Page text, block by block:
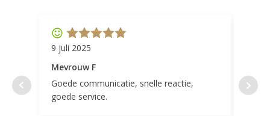
9 juli 2025
Mevrouw F
Goede communicatie, snelle reactie,
goede service.
door